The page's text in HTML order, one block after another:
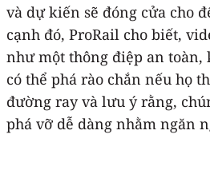
và dự kiến ​​sẽ đóng cửa cho
cạnh đó, ProRail cho biết,
như một thông điệp an toàn,
có thể phá rào chắn nếu họ
đường ray và lưu ý rằng,
phá vỡ dễ dàng nhằm ngăn